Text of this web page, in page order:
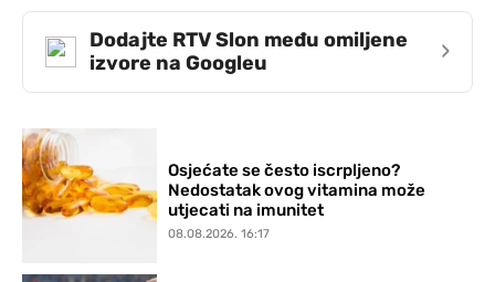
Dodajte RTV Slon među omiljene
izvore na Googleu
›
Osjećate se često iscrpljeno?
Nedostatak ovog vitamina može
utjecati na imunitet
08.08.2026. 16:17